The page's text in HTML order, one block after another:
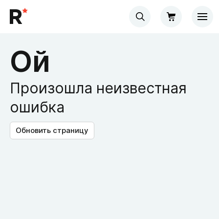
Ой
Произошла неизвестная
ошибка
Обновить страницу